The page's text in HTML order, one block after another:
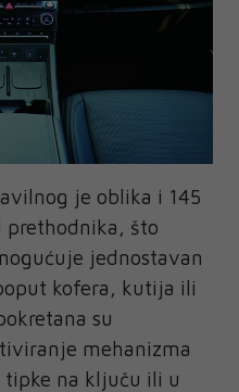
je oblika i 145
prethodnika, što
jednostavan
kofera, kutija ili
su
mehanizma
na ključu ili u